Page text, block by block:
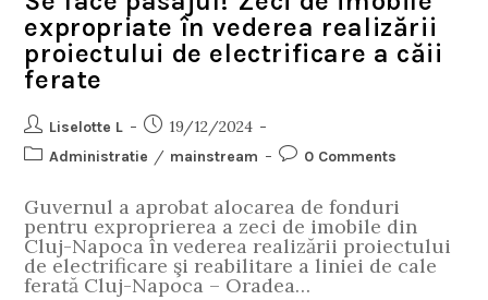
expropriate în vederea realizării
proiectului de electrificare a căii
ferate
Liselotte L 19/12/2024
Administratie / mainstream 0 Comments
Guvernul a aprobat alocarea de fonduri
pentru exproprierea a zeci de imobile din
Cluj-Napoca în vederea realizării proiectului
de electrificare şi reabilitare a liniei de cale
ferată Cluj-Napoca – Oradea…